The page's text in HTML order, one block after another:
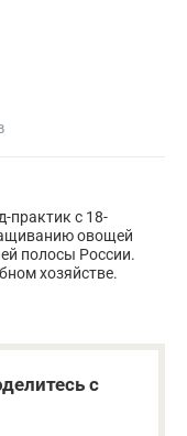
практик с 18-
овощей
полосы России.
хозяйстве.
с